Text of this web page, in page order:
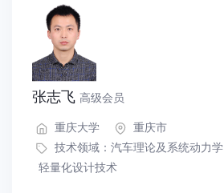
张志飞 高级会员
重庆大学
重庆市
技术领域： 汽车理论及系统动力学
轻量化设计技术